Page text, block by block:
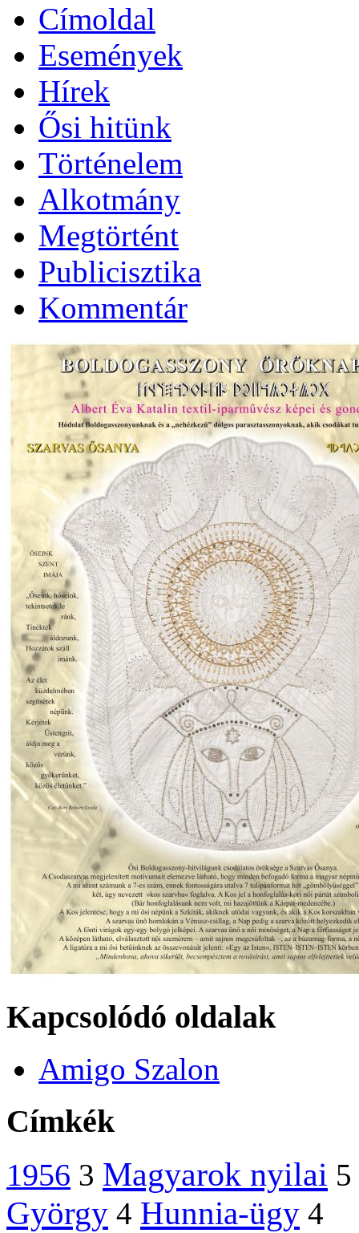
Címoldal
Események
Hírek
Ősi hitünk
Történelem
Alkotmány
Megtörtént
Publicisztika
Kommentár
Kapcsolódó oldalak
Amigo Szalon
Címkék
1956 3 Magyarok nyilai 5
György 4 Hunnia-ügy 4